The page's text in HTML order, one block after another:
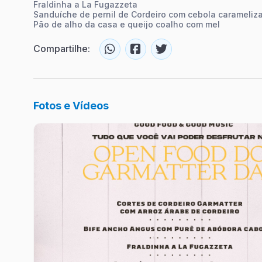
Fraldinha a La Fugazzeta
Sanduíche de pernil de Cordeiro com cebola
Pão de alho da casa e queijo coalho com mel
Compartilhe:
Fotos e Vídeos